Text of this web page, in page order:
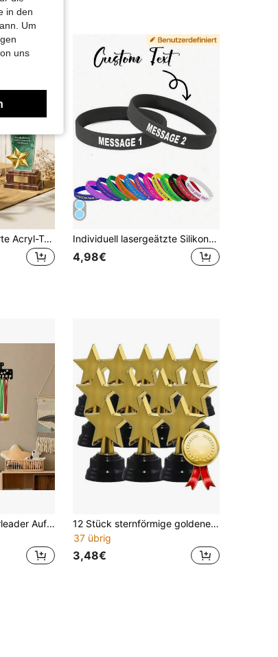
1 Stück personalisierte Acryl-Trophäe mit Marmoreffekt, Dienstjahre-Auszeichnung, schräg mit goldenem Stern und Holzsockel, Anerkennungsgeschenk für Mitarbeiter, Firmen-Erfolgstrophäe mit Holzsockel und Stern, Team-Exzellenz-Anerkennungstrophäe Individuell lasergeätzte Silikonarmbänder - personalisierte einfarbige Gummibänder in Großpackung, lasergeätzte Armbänder, Sportarmbänder in Großpackung, Event- und Partyzubehör, Armbänder mit individuellem Text, Hochzeitsgeschenke, ewige Liebe
4,98€
1 Stück Metall Cheerleader Aufhänge-Präsentationsständer - farbiges Banddesign, geeignet für Marathon-Läufer, Gymnastinnen und Sportlerauszeichnungen - robuste Heim-/Büro-Dekorations-Aufbewahrungsvorrichtung
12 Stück sternförmige goldene Kunststoff-Trophäen, fünfzackige Stern-Trophäen, Auszeichnungsprop, geeignet als Sportfest-Requisiten, Weltcup, Fußballspiele, Auszeichnungen, Wettbewerbspreise, Abschlussgeschenke und Partygeschenke, Sportfan-Zubehör, Klassenzimmer-Belohnungen
37 übrig
3,48€
in den
Um
uns